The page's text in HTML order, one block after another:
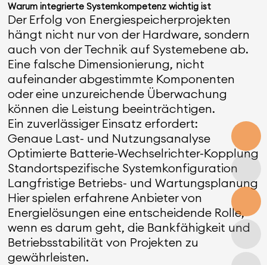
Warum integrierte Systemkompetenz wichtig ist
Der Erfolg von Energiespeicherprojekten
hängt nicht nur von der Hardware, sondern
auch von der Technik auf Systemebene ab.
Eine falsche Dimensionierung, nicht
aufeinander abgestimmte Komponenten
oder eine unzureichende Überwachung
können die Leistung beeinträchtigen.
Ein zuverlässiger Einsatz erfordert:
Genaue Last- und Nutzungsanalyse
Optimierte Batterie-Wechselrichter-Kopplung
Standortspezifische Systemkonfiguration
Langfristige Betriebs- und Wartungsplanung
Hier spielen erfahrene Anbieter von
Energielösungen eine entscheidende Rolle,
wenn es darum geht, die Bankfähigkeit und
Betriebsstabilität von Projekten zu
gewährleisten.